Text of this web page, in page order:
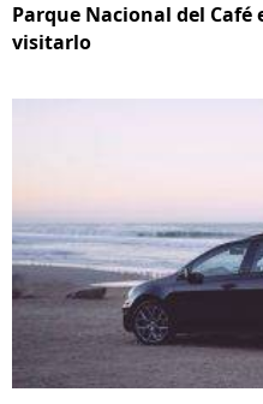
Parque Nacional del
visitarlo